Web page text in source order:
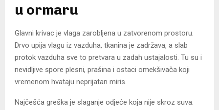
u ormaru
Glavni krivac je vlaga zarobljena u zatvorenom prostoru.
Drvo upija vlagu iz vazduha, tkanina je zadržava, a slab
protok vazduha sve to pretvara u zadah ustajalosti. Tu su i
nevidljive spore plesni, prašina i ostaci omekšivača koji
vremenom hvataju neprijatan miris.
Najčešća greška je slaganje odjeće koja nije skroz suva.